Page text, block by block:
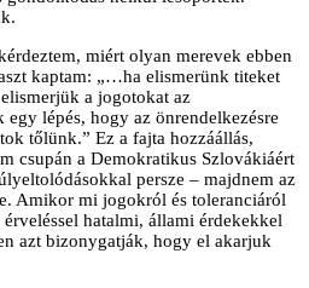
miért olyan merevek ebben
kaptam: „…ha elismerünk titeket
a jogotokat az
egy lépés, hogy az önrendelkezésre
tőlünk.” Ez a fajta hozzáállás,
csupán a Demokratikus Szlovákiáért
persze – majdnem az
Amikor mi jogokról és toleranciáról
hatalmi, állami érdekekkel
azt bizonygatják, hogy el akarjuk